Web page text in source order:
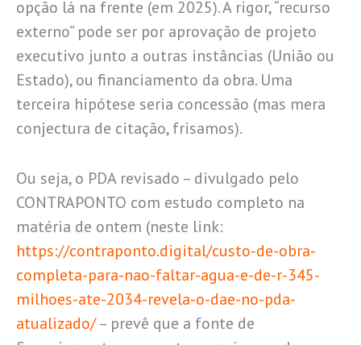
opção lá na frente (em 2025). A rigor, “recurso
externo” pode ser por aprovação de projeto
executivo junto a outras instâncias (União ou
Estado), ou financiamento da obra. Uma
terceira hipótese seria concessão (mas mera
conjectura de citação, frisamos).
Ou seja, o PDA revisado – divulgado pelo
CONTRAPONTO com estudo completo na
matéria de ontem (neste link:
https://contraponto.digital/custo-de-obra-
completa-para-nao-faltar-agua-e-de-r-345-
milhoes-ate-2034-revela-o-dae-no-pda-
atualizado/– prevê que a fonte de